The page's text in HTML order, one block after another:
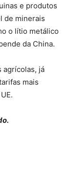
e produtos
de minerais
o lítio metálico
da China.
agrícolas, já
mais